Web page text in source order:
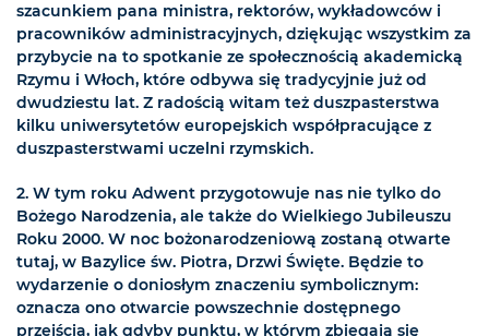
szacunkiem pana ministra, rektorów, wykładowców i
pracowników administracyjnych, dziękując wszystkim za
przybycie na to spotkanie ze społecznością akademicką
Rzymu i Włoch, które odbywa się tradycyjnie już od
dwudziestu lat. Z radością witam też duszpasterstwa
kilku uniwersytetów europejskich współpracujące z
duszpasterstwami uczelni rzymskich.
2. W tym roku Adwent przygotowuje nas nie tylko do
Bożego Narodzenia, ale także do Wielkiego Jubileuszu
Roku 2000. W noc bożonarodzeniową zostaną otwarte
tutaj, w Bazylice św. Piotra, Drzwi Święte. Będzie to
wydarzenie o doniosłym znaczeniu symbolicznym:
oznacza ono otwarcie powszechnie dostępnego
przejścia, jak gdyby punktu, w którym zbiegają się